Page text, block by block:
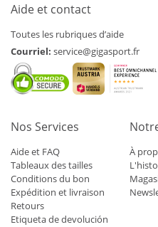
Aide et contact
Toutes les rubriques d’aide
Courriel: service@gigasport.fr
Nos Services
Aide et FAQ
Tableaux des tailles
Conditions du bon
Expédition et livraison
Retours
Etiqueta de devolución
À